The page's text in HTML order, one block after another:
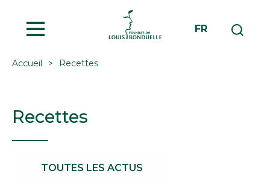
FR
Accueil Recettes
Recettes
TOUTES LES ACTUS